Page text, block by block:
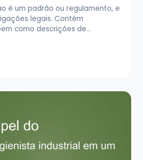
é um padrão ou regulamento, e
legais. Contém
como descrições de…